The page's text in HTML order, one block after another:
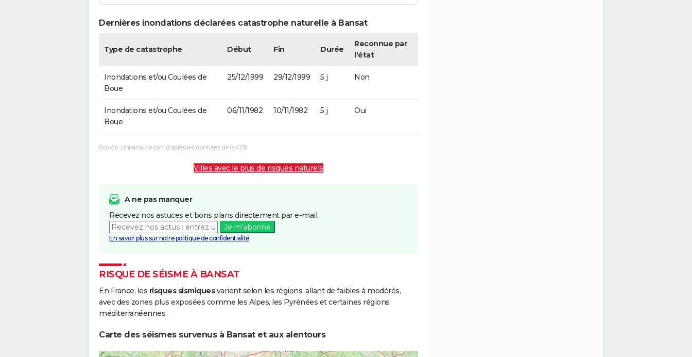
Dernières inondations déclarées catastrophe naturelle à Bansat
Type de catastrophe Début Fin Durée
Reconnue par
l'état
Inondations et/ou Coulées de
Boue
25/12/1999 29/12/1999 5 j Non
Inondations et/ou Coulées de
Boue
06/11/1982 10/11/1982 5 j Oui
Source : Linternaute.com d'après les données de la CCR
Villes avec le plus de risques naturels
A ne pas manquer
Recevez nos astuces et bons plans directement par e-mail.
Je m'abonne
En savoir plus sur notre politique de confidentialité
RISQUE DE SÉISME À BANSAT
En France, les risques sismiquesvarient selon les régions, allant de faibles à modérés,
avec des zones plus exposées comme les Alpes, les Pyrénées et certaines régions
méditerranéennes.
Carte des séismes survenus à Bansat et aux alentours